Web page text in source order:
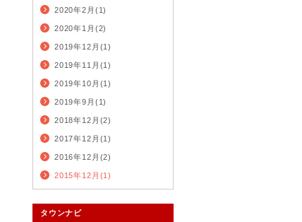
2020年2月(1)
2020年1月(2)
2019年12月(1)
2019年11月(1)
2019年10月(1)
2019年9月(1)
2018年12月(2)
2017年12月(1)
2016年12月(2)
2015年12月(1)
タウンナビ